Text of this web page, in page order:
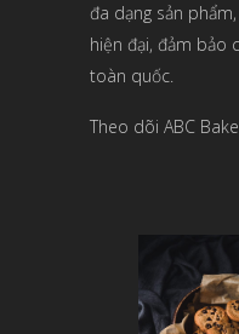
đa dạng sản
hiện đại, đảm bảo
toàn quốc.
Theo dõi ABC